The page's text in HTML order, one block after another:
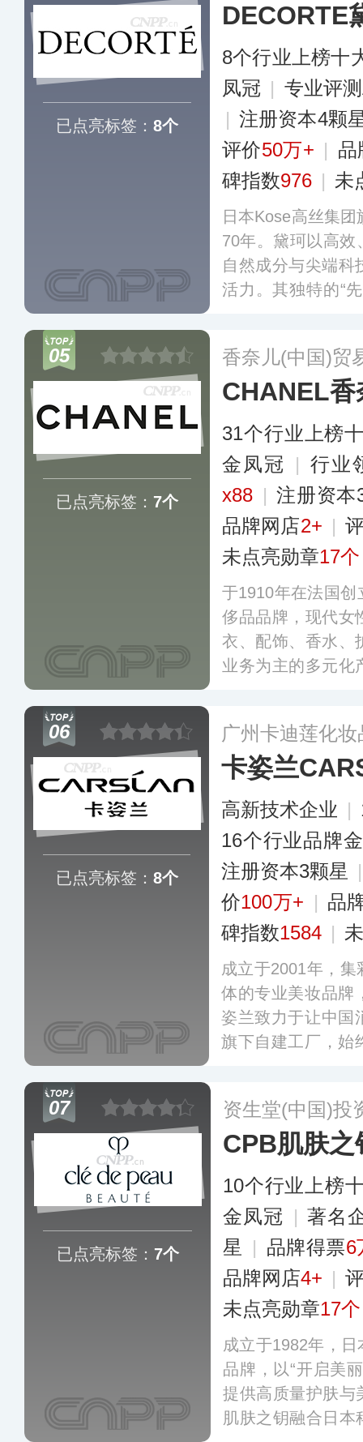
已点亮标签： 8个
DECORTE
8个行业上榜十
凤冠 | 专业评
| 注册资本4颗
评价50万+ | 品
碑指数976 | 未
日本Kose高丝集
70年。黛珂以高效
自然成分与尖端科
活力。其独特的“
05
已点亮标签： 7个
香奈儿(中国)贸
CHANEL香
31个行业上榜
金凤冠 | 行业
x88 | 注册资本
品牌网店2+ |
未点亮勋章17个
于1910年在法国
侈品品牌，现代女
衣、配饰、香水、
业务为主的多元化
品门店。更多
06
已点亮标签： 8个
广州卡迪莲化
卡姿兰
高新技术企业 |
16个行业品牌
注册资本3颗星
价100万+ | 品
碑指数1584 |
成立于2001年，
体的专业美妆品牌
姿兰致力于让中国
旗下自建工厂，始
液、雾吻唇膏、大
更多
07
已点亮标签： 7个
资生堂(中国)投
CPB肌肤之
10个行业上榜
金凤冠 | 著名
星
| 品牌得票6
品牌网店4+ |
未点亮勋章17个
成立于1982年，
品牌，以“开启美
提供高质量护肤与
肌肤之钥融合日